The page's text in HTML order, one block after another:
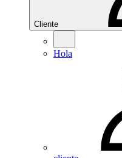
Cliente
Hola